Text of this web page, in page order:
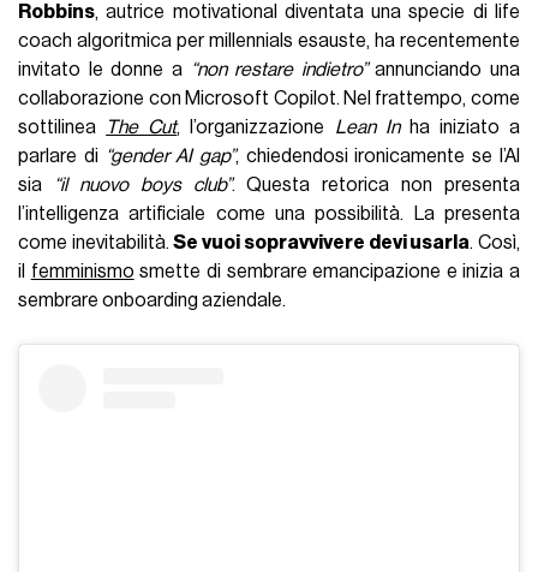
Robbins, autrice motivational diventata una specie di life
coach algoritmica per millennials esauste, ha recentemente
invitato le donne a “non restare indietro”annunciando una
collaborazione con Microsoft Copilot. Nel frattempo, come
sottilinea
The Cut, l’organizzazione Lean Inha iniziato a
parlare di “gender AI gap”, chiedendosi ironicamente se l’AI
sia
“il nuovo boys club”. Questa retorica non presenta
l’intelligenza artificiale come una possibilità. La presenta
come inevitabilità.Se vuoi sopravvivere devi usarla. Così,
il femminismo smette di sembrare emancipazione e inizia a
sembrare onboarding aziendale.